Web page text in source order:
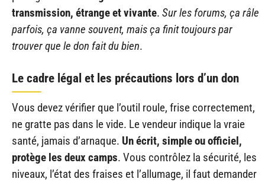
transmission, étrange et vivante. Sur les forums, ça râle
parfois, ça vanne souvent, mais ça finit toujours par
trouver que le don fait du bien.
Le cadre légal et les précautions lors d’un don
Vous devez vérifier que l’outil roule, frise correctement,
ne gratte pas dans le vide. Le vendeur indique la vraie
santé, jamais d’arnaque. Un écrit, simple ou officiel,
protège les deux camps. Vous contrôlez la sécurité, les
niveaux, l’état des fraises et l’allumage, il faut demander